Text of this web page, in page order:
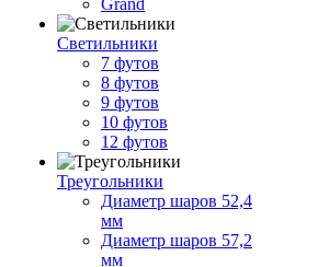
Grand
Светильники
7 футов
8 футов
9 футов
10 футов
12 футов
Треугольники
Диаметр шаров 52,4
мм
Диаметр шаров 57,2
мм